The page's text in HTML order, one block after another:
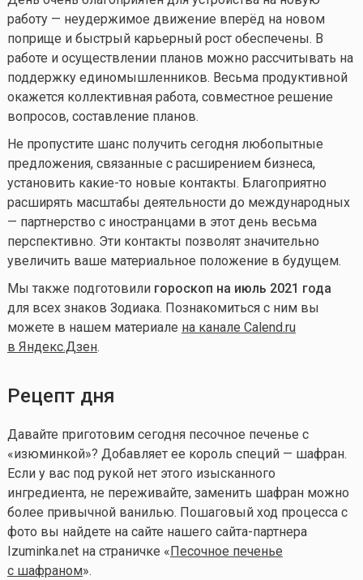
работу — неудержимое движение вперёд на новом
поприще и быстрый карьерный рост обеспечены. В
работе и осуществлении планов можно рассчитывать на
поддержку единомышленников. Весьма продуктивной
окажется коллективная работа, совместное решение
вопросов, составление планов.
Не пропустите шанс получить сегодня любопытные
предложения, связанные с расширением бизнеса,
установить какие-то новые контакты. Благоприятно
расширять масштабы деятельности до международных
— партнерство с иностранцами в этот день весьма
перспективно. Эти контакты позволят значительно
увеличить ваше материальное положение в будущем.
Мы также подготовили гороскоп на июль 2021 года
для всех знаков Зодиака. Познакомиться с ним вы
можете в нашем материале на канале Calend.ru
в Яндекс.Дзен.
Рецепт дня
Давайте приготовим сегодня песочное печенье с
«изюминкой»? Добавляет ее король специй — шафран.
Если у вас под рукой нет этого изысканного
ингредиента, не переживайте, заменить шафран можно
более привычной ванилью. Пошаговый ход процесса с
фото вы найдете на сайте нашего сайта-партнера
Izuminka.net на страничке «Песочное печенье
с шафраном».